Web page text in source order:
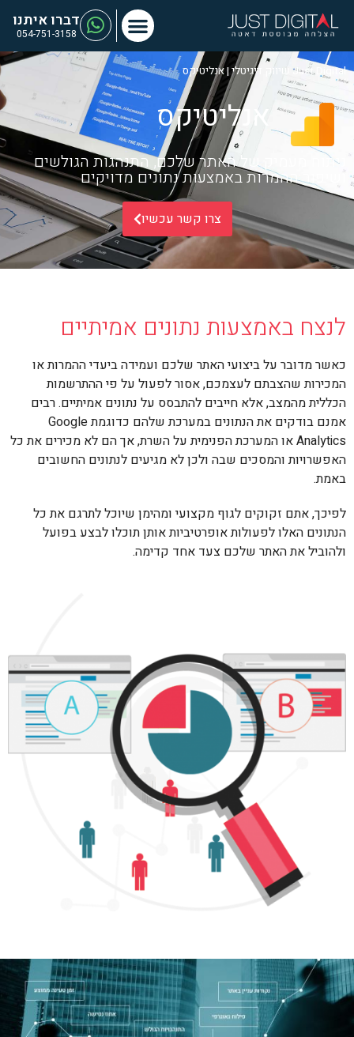
דברו איתנו
054-751-3158
Just Digital שיווק דיגיטלי |אנליטיקס
אנליטיקס
ניתוח מעמיק של האתר שלכם, התנהגות הגולשים
ושיפור ההמרות באמצעות נתונים מדויקים
צרו קשר עכשיו
לנצח באמצעות נתונים אמיתיים
כאשר מדובר על ביצועי האתר שלכם ועמידה ביעדי ההמרות או
המכירות שהצבתם לעצמכם, אסור לפעול על פי ההתרשמות
הכללית מהמצב, אלא חייבים להתבסס על נתונים אמיתיים. רבים
אמנם בודקים את הנתונים במערכת שלהם כדוגמת Google
Analytics או המערכת הפנימית על השרת, אך הם לא מכירים את כל
האפשרויות והמסכים שבה ולכן לא מגיעים לנתונים החשובים
באמת.
לפיכך, אתם זקוקים לגוף מקצועי ומהימן שיוכל לתרגם את כל
הנתונים האלו לפעולות אופרטיביות אותן תוכלו לבצע בפועל
ולהוביל את האתר שלכם צעד אחד קדימה.